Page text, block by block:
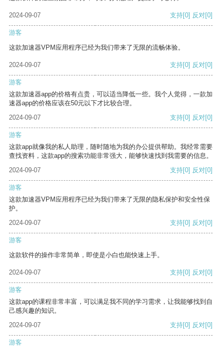
2024-09-07 支持[0] 反对[0]
游客
这款加速器VPM应用程序已经为我们带来了无限的流畅体验。
2024-09-07 支持[0] 反对[0]
游客
这款加速器app的价格有点贵，可以适当降低一些。我个人觉得，一款加
速器app的价格应该在50元以下才比较合理。
2024-09-07
支持[0] 反对[0]
游客
这款app就像我的私人助理，随时随地为我的办公提供帮助。我经常需要
查找资料，这款app的搜索功能非常强大，能够快速找到我需要的信息。
2024-09-07
支持[0] 反对[0]
游客
这款加速器VPM应用程序已经为我们带来了无限的隐私保护和安全性保
护。
2024-09-07
支持[0] 反对[0]
游客
这款软件的操作非常简单，即使是小白也能快速上手。
2024-09-07 支持[0] 反对[0]
游客
这款app的课程非常丰富，可以满足我不同的学习需求，让我能够找到自
己感兴趣的知识。
2024-09-07
支持[0] 反对[0]
游客